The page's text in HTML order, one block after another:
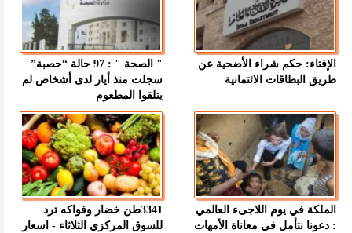
الإفتاء: حكم شراء الأضحية عن
طريق البطاقات الائتمانية
" الصحة " : 97 حالة “حصبة”
سجلت منذ أيار لدى أشخاص لم
يتلقوا المطعوم
الملكة في يوم اللاجىء العالمي
: دعونا نتأمل في معاناة الأمهات
3341طن خضار وفواكه ترد
للسوق المركزي الثلاثاء - اسعار